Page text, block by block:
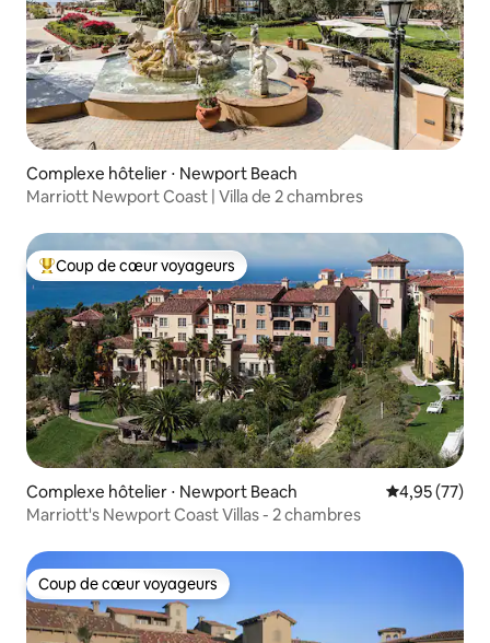
Complexe hôtelier ⋅ Newport Beach
Marriott Newport Coast | Villa de 2 chambres
Coups de cœur voyageurs les plus appréciés
Coup de cœur voyageurs
Complexe hôtelier ⋅ Newport Beach Évaluation
4,95 (77)
Marriott's Newport Coast Villas - 2 chambres
Coup de cœur voyageurs
Coup de cœur voyageurs